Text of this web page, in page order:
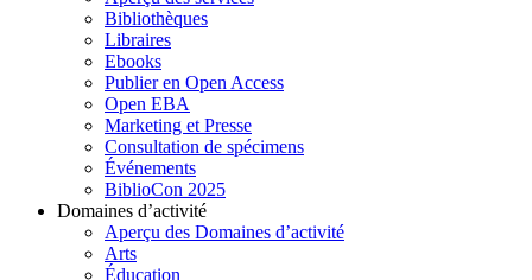
Bibliothèques
Libraires
Ebooks
Publier en Open Access
Open EBA
Marketing et Presse
Consultation de spécimens
Événements
BiblioCon 2025
Domaines d’activité
Aperçu des Domaines d’activité
Arts
Éducation